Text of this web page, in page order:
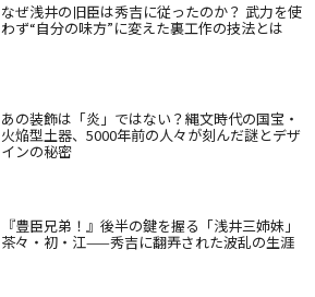
なぜ浅井の旧臣は秀吉に従ったのか？ 武力を使
わず“自分の味方”に変えた裏工作の技法とは
あの装飾は「炎」ではない？縄文時代の国宝・
火焔型土器、5000年前の人々が刻んだ謎とデザ
インの秘密
『豊臣兄弟！』後半の鍵を握る「浅井三姉妹」
茶々・初・江——秀吉に翻弄された波乱の生涯